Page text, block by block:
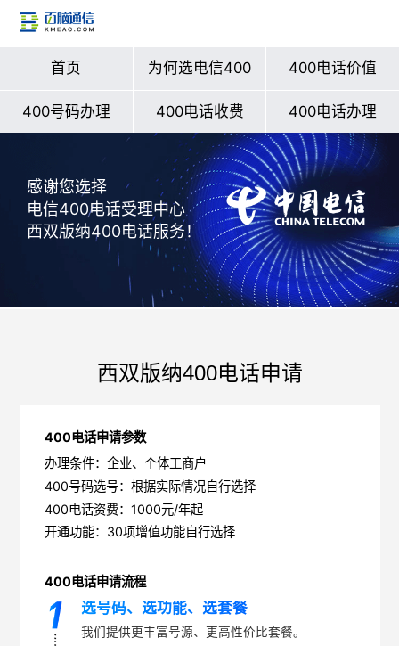
首页 为何选电信400 400电话价值
400号码办理 400电话收费 400电话办理
感谢您选择
电信400电话受理中心
西双版纳400电话服务！
西双版纳400电话申请
400电话申请参数
办理条件：企业、个体工商户
400号码选号：根据实际情况自行选择
400电话资费：1000元/年起
开通功能：30项增值功能自行选择
400电话申请流程
选号码、选功能、选套餐
我们提供更丰富号源、更高性价比套餐。